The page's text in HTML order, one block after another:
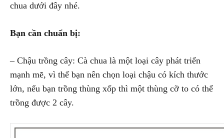
chua dưới đây nhé.
Bạn cần chuẩn bị:
– Chậu trồng cây: Cà chua là một loại cây phát triển
mạnh mẽ, vì thế bạn nên chọn loại chậu có kích thước
lớn, nếu bạn trồng thùng xốp thì một thùng cỡ to có thể
trồng được 2 cây.